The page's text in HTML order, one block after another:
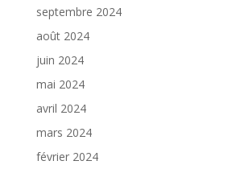
septembre 2024
août 2024
juin 2024
mai 2024
avril 2024
mars 2024
février 2024